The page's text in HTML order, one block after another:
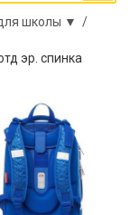
для школы ▼ /
эр. спинка